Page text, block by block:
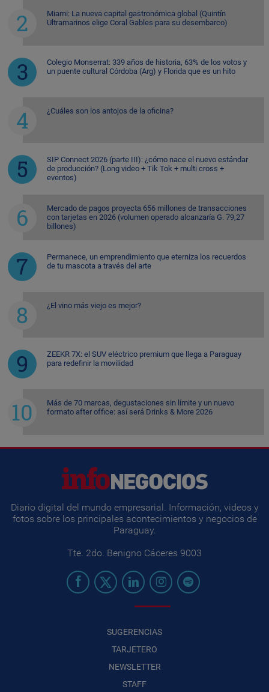
Miami: La nueva capital gastronómica global (Quintín
Ultramarinos elige Coral Gables para su desembarco)
Colegio Monserrat: 339 años de historia, 63% de los votos y
un puente cultural Córdoba (Arg) y Florida que es un hito
¿Cuáles son los antojos de la oficina?
SIP Connect 2026 (parte III): ¿cómo nace el nuevo estándar
de producción? (Long video + Tik Tok + multi cross +
eventos)
Mercado de pagos proyecta 656 millones de transacciones
con tarjetas en 2026 (volumen operado alcanzaría G. 79,27
billones)
Permanece, un emprendimiento que eterniza los recuerdos
de tu mascota a través del arte
¿El vino más viejo es mejor?
ZEEKR 7X: el SUV eléctrico premium que llega a Paraguay
para redefinir la movilidad
Más de 70 marcas, degustaciones sin límite y un nuevo
formato after office: así será Drinks & More 2026
Diario digital del mundo empresarial. Información, videos y
fotos sobre los principales acontecimientos y negocios de
Paraguay.
Tte. 2do. Benigno Cáceres 9003
SUGERENCIAS
TARJETERO
NEWSLETTER
STAFF